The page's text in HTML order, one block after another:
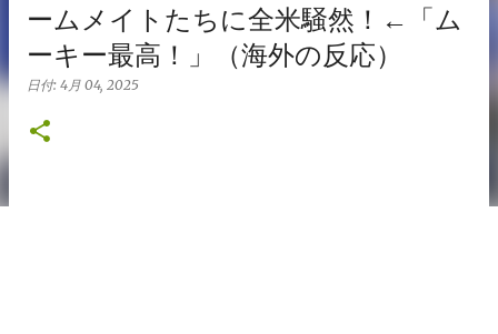
ームメイトたちに全米騒然！←「ム
ーキー最高！」（海外の反応）
日付: 4月 04, 2025